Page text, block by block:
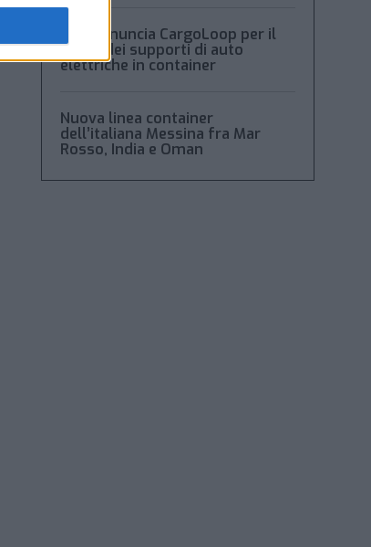
Msc denuncia CargoLoop per il
crollo dei supporti di auto
elettriche in container
Nuova linea container
dell’italiana Messina fra Mar
Rosso, India e Oman